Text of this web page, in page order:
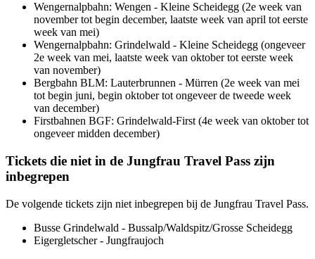
Wengernalpbahn: Wengen - Kleine Scheidegg (2e week van
november tot begin december, laatste week van april tot eerste
week van mei)
Wengernalpbahn: Grindelwald - Kleine Scheidegg (ongeveer
2e week van mei, laatste week van oktober tot eerste week
van november)
Bergbahn BLM: Lauterbrunnen - Mürren (2e week van mei
tot begin juni, begin oktober tot ongeveer de tweede week
van december)
Firstbahnen BGF: Grindelwald-First (4e week van oktober tot
ongeveer midden december)
Tickets die niet in de Jungfrau Travel Pass zijn
inbegrepen
De volgende tickets zijn niet inbegrepen bij de Jungfrau Travel Pass.
Busse Grindelwald - Bussalp/Waldspitz/Grosse Scheidegg
Eigergletscher - Jungfraujoch